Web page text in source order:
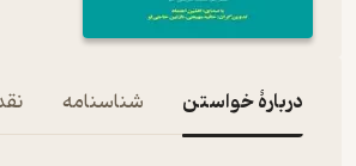
دربارۀ خواستن شناسنامه